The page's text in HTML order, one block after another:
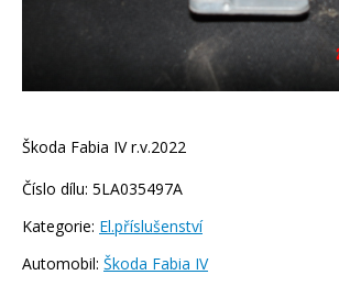
Škoda Fabia IV r.v.2022
Číslo dílu: 5LA035497A
Kategorie: El.příslušenství
Automobil: Škoda Fabia IV